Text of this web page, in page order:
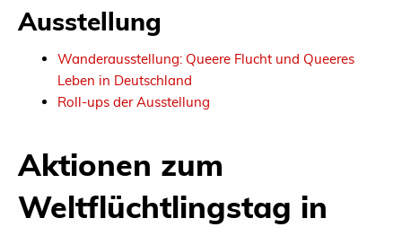
Ausstellung
Wanderausstellung: Queere Flucht und Queeres
Leben in Deutschland
Roll-ups der Ausstellung
Aktionen zum
Weltflüchtlingstag in